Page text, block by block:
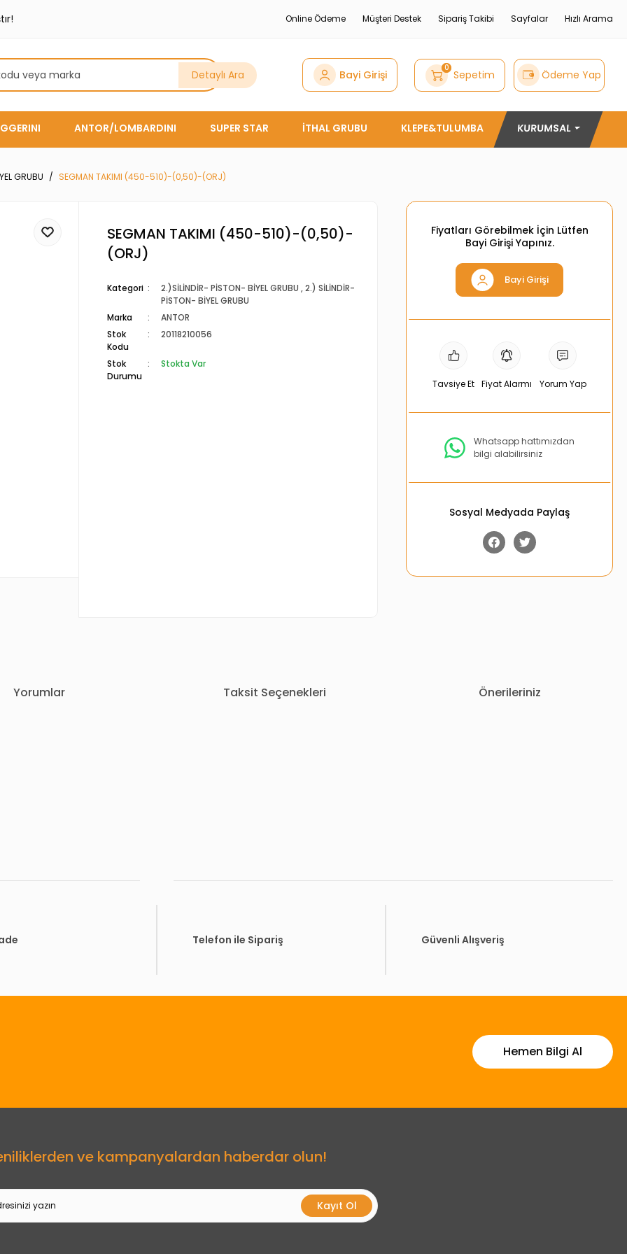
Online Ödeme Müşteri Destek Sipariş Takibi Sayfalar Hızlı Arama
Detaylı Ara Bayi Girişi 0 Sepetim Ödeme Yap
ANTOR/LOMBARDINI SUPER STAR İTHAL GRUBU KLEPE&TULUMBA KURUMSAL
GRUBU SEGMAN TAKIMI (450-510)-(0,50)-(ORJ)
SEGMAN TAKIMI (450-510)-(0,50)-
(ORJ)
Kategori 2.)SİLİNDİR- PİSTON- BİYEL GRUBU ,2.) SİLİNDİR-
PİSTON- BİYEL GRUBU
Marka
ANTOR
Stok
Kodu
20118210056
Stok
Durumu
Stokta Var
Fiyatları Görebilmek İçin Lütfen
Bayi Girişi Yapınız.
Bayi Girişi
Tavsiye Et Fiyat Alarmı Yorum Yap
Whatsapp hattımızdan
bilgi alabilirsiniz
Sosyal Medyada Paylaş
Yorumlar Taksit Seçenekleri Önerileriniz
Gönder
Telefon ile Sipariş Güvenli Alışveriş
Hemen Bilgi Al
ve kampanyalardan haberdar olun!
Kayıt Ol